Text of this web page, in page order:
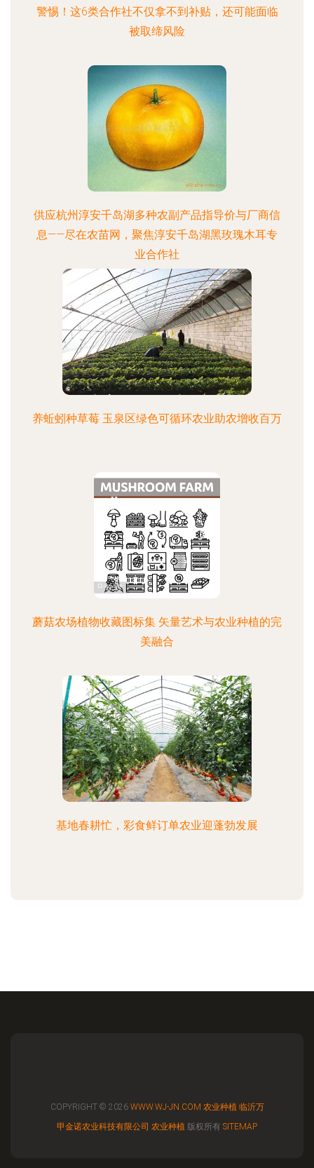
警惕！这6类合作社不仅拿不到补贴，还可能面临
被取缔风险
供应杭州淳安千岛湖多种农副产品指导价与厂商信
息——尽在农苗网，聚焦淳安千岛湖黑玫瑰木耳专
业合作社
养蚯蚓种草莓 玉泉区绿色可循环农业助农增收百万
蘑菇农场植物收藏图标集 矢量艺术与农业种植的完
美融合
基地春耕忙，彩食鲜订单农业迎蓬勃发展
COPYRIGHT © 2026 WWW.WJ-JN.COM 农业种植 临沂万
甲金诺农业科技有限公司 农业种植 版权所有 SITEMAP